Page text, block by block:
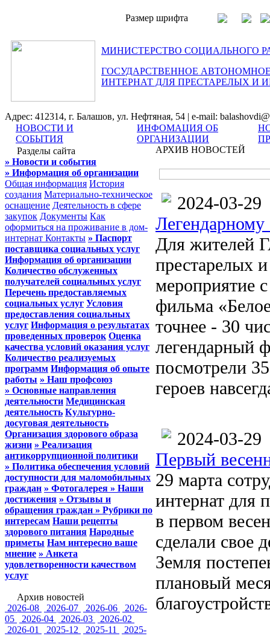
Размер шрифта
МИНИСТЕРСТВО СОЦИАЛЬНОГО
ГОСУДАРСТВЕННОЕ
ИНТЕРНАТ ДЛЯ ПРЕСТАРЕЛЫХ И
Адрес: 412314, г. Балашов, ул. Нефтяная, 54 | e-mail:
НОВОСТИ И
СОБЫТИЯ
ИНФОМАЦИЯ ОБ
ОРГАНИЗАЦИИ
Разделы сайта
» Новости и события
» Информация об организации
Общая информация История
создания Материально-техническое
оснащение Деятельность в сфере
закупок Документы Как
оформиться на проживание в дом-
интернат Контакты » Паспорт
поставщика социальных услуг
Информация об организации
Количество обслуженных
получателей социальных услуг
Перечень предоставляемых
социальных услуг Условия
предоставления социальных
услуг Информация о результатах
проведенных проверок Оценка
качества условий оказания услуг
Количество реализуемых
программ Информация об опыте
работы » Наш профсоюз
» Основные направления
деятельности Медицинская
деятельность Культурно-
досуговая деятельность
Организация здорового образа
жизни » Реализация
антикоррупционной политики
» Политика обеспечения условий
доступности для маломобильных
граждан » Фотогалерея » Наши
достижения » Отзывы и
обращения граждан » Рубрики по
интересам Наши рецепты
здорового питания Народные
приметы Нам интересно ваше
мнение » Анкета
удовлетворенности качеством
услуг
Архив новостей
2026-08
2026-07 2026-06
2026-
05
2026-04 2026-03
2026-02
2026-01
2025-12 2025-11
2025-
АРХИВ НОВОСТЕЙ
2024-03-29
Для жителей
престарелых
мероприятие
фильма
точнее - 30
легендарный
посмотрели
героев
2024-03-29
Первый
29 марта
интернат для
в первом
сделали свое
Земля
плановый